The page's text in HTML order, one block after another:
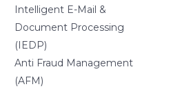
Intelligent E-Mail &
Document Processing
(IEDP)
Anti Fraud Management
(AFM)